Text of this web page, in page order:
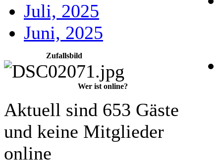
Juli, 2025
Juni, 2025
Zufallsbild
Wer ist online?
Aktuell sind 653 Gäste
und keine Mitglieder
online